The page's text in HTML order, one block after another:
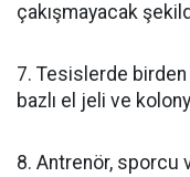
çakışmayacak
7. Tesislerde birden
bazlı el jeli ve
8. Antrenör, sporcu